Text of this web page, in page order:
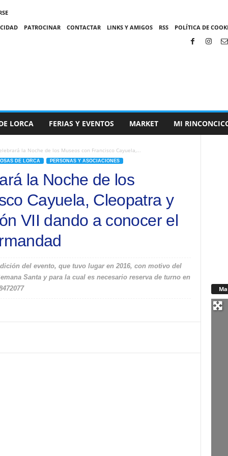
PATROCINAR CONTACTAR LINKS Y AMIGOS RSS POLÍTICA DE
LORCA FERIAS Y EVENTOS MARKET MI
la Noche de los Museos con Francisco Cayuela,...
DE LORCA PERSONAS Y ASOCIACIONES
la Noche de los
Cayuela, Cleopatra y
VII dando a conocer el
del evento, que tuvo lugar en 2016, con motivo del
Santa y para la cual es necesario reserva de turno en